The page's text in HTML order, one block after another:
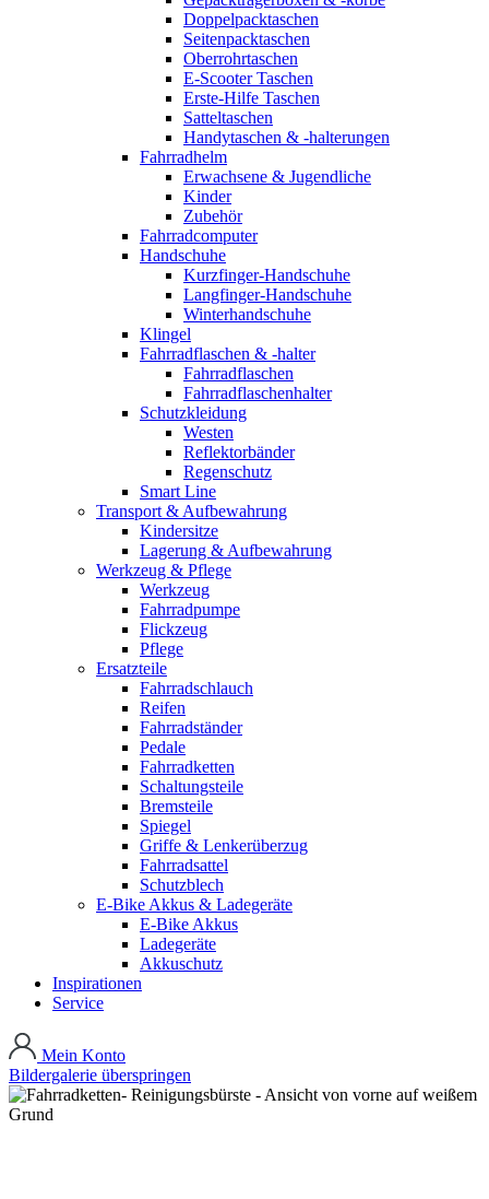
Doppelpacktaschen
Seitenpacktaschen
Oberrohrtaschen
E-Scooter Taschen
Erste-Hilfe Taschen
Satteltaschen
Handytaschen & -halterungen
Fahrradhelm
Erwachsene & Jugendliche
Kinder
Zubehör
Fahrradcomputer
Handschuhe
Kurzfinger-Handschuhe
Langfinger-Handschuhe
Winterhandschuhe
Klingel
Fahrradflaschen & -halter
Fahrradflaschen
Fahrradflaschenhalter
Schutzkleidung
Westen
Reflektorbänder
Regenschutz
Smart Line
Transport & Aufbewahrung
Kindersitze
Lagerung & Aufbewahrung
Werkzeug & Pflege
Werkzeug
Fahrradpumpe
Flickzeug
Pflege
Ersatzteile
Fahrradschlauch
Reifen
Fahrradständer
Pedale
Fahrradketten
Schaltungsteile
Bremsteile
Spiegel
Griffe & Lenkerüberzug
Fahrradsattel
Schutzblech
E-Bike Akkus & Ladegeräte
E-Bike Akkus
Ladegeräte
Akkuschutz
Inspirationen
Service
Mein Konto
Bildergalerie überspringen